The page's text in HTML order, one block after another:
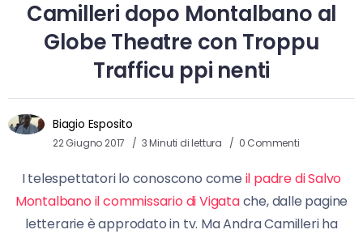
Camilleri dopo Montalbano al
Globe Theatre con Troppu
Trafficu ppi nenti
Biagio Esposito
22 Giugno 2017 3 Minuti di lettura 0 Commenti
I telespettatori lo conoscono come il padre di Salvo
Montalbano il commissario di Vigatache, dalle pagine
letterarie è approdato in tv. Ma Andra Camilleri ha